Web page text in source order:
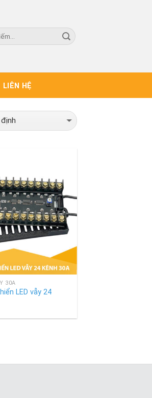
LIÊN HỆ
Add to
Wishlist
30A
LED vẫy 24